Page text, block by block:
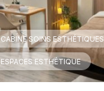
CABINE SOINS ESTHÉTIQUES
ESPACES ESTHÉTIQUE